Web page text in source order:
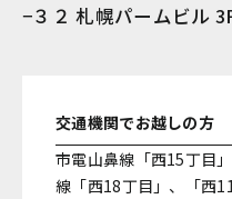
−３２ 札幌パームビル
交通機関でお越しの方
市電山鼻線「西15丁目
線「西18丁目」、「西